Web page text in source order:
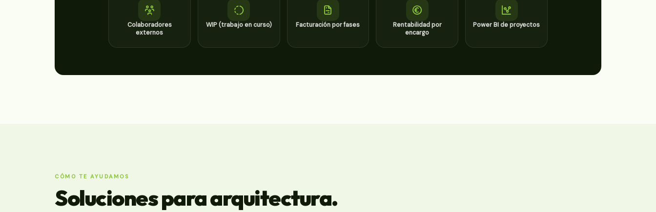
Colaboradores
externos
WIP (trabajo en curso) Facturación por fases
Rentabilidad por
encargo
Power BI de proyectos
CÓMO TE AYUDAMOS
Soluciones para arquitectura.